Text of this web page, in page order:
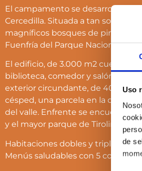
Uso
de
El campamento se desarrolla en
Cercedilla. Situada a tan solo 60
magníficos bosques de pino
Fuenfría del Parque Nacional del
El edificio, de 3.000 m2 cuenta
biblioteca, comedor y salón social,
exterior circundante, de 40.000
césped, una parcela en la que se
del valle. Enfrente se encuentra
y el mayor parque de Tirolinas de
Habitaciones dobles y triples con
Menús saludables con 5 comidas